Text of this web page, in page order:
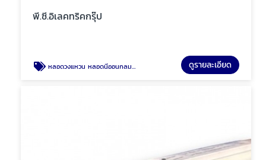
พี.ซี.อิเลคทริคกรุ๊ป
หลอดวงแหวน หลอดนีออนกลม โคมซาลาเปา โคมซาลาเปาลายเพชร ดูรายละเอียด